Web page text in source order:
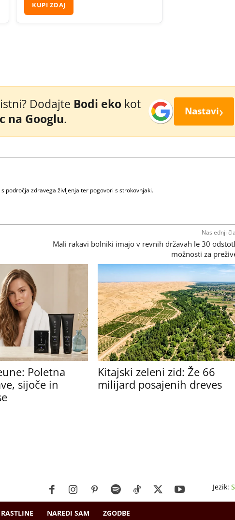
KUPI ZDAJ
Dodajte Bodi eko kot
na Googlu. Nastavi›
področja zdravega življenja ter pogovori s strokovnjaki.
Naslednji
Mali rakavi bolniki imajo v revnih državah le 30
možnosti za
Poletna
sijoče in
Kitajski zeleni zid: Že 66
milijard posajenih dreves
Jezik:
NAREDI SAM ZGODBE